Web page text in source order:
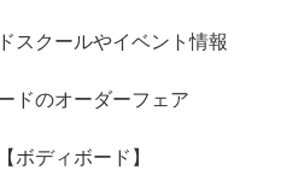
スクールやイベント情報
ドのオーダーフェア
ボディボード】